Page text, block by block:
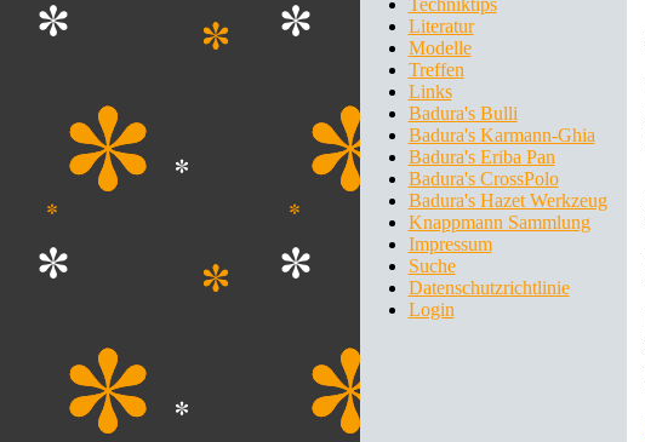
Techniktips
Literatur
Modelle
Treffen
Links
Badura's Bulli
Badura's Karmann-Ghia
Badura's Eriba Pan
Badura's CrossPolo
Badura's Hazet Werkzeug
Knappmann Sammlung
Impressum
Suche
Datenschutzrichtlinie
Login